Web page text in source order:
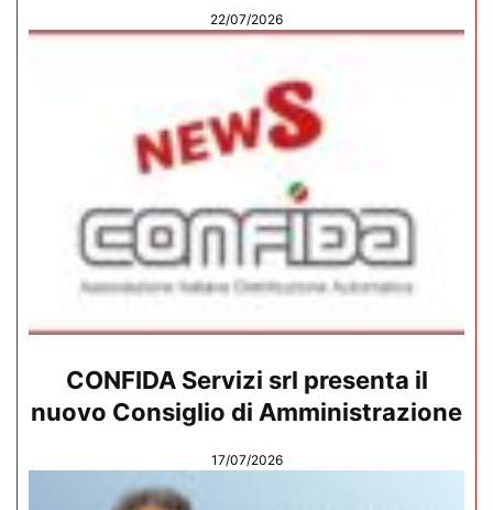
22/07/2026
CONFIDA Servizi srl presenta il
nuovo Consiglio di Amministrazione
17/07/2026